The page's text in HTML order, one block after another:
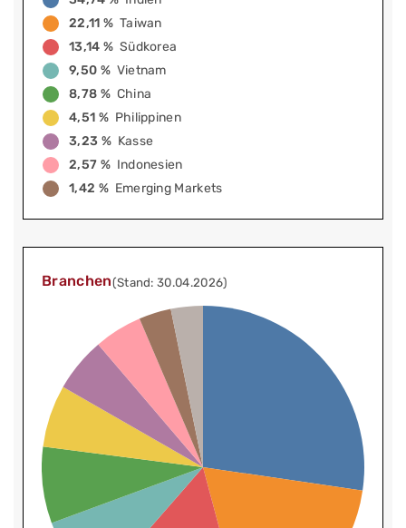
22,11 % Taiwan
13,14 % Südkorea
9,50 % Vietnam
8,78 % China
4,51 % Philippinen
3,23 % Kasse
2,57 % Indonesien
1,42 % Emerging Markets
Branchen(Stand: 30.04.2026)